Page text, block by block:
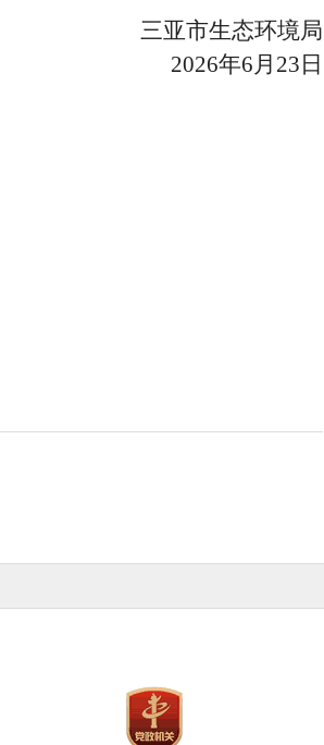
三亚市生态环境局
年6月 23 日